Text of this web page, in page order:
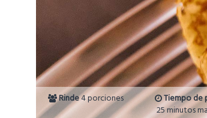
Rinde4 porciones
Tiempo de
25 minutos